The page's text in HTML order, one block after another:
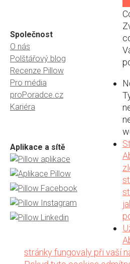
Společnost
O nás
Polštářový blog
Recenze Pillow
Pro média
proPoradce.cz
Kariéra
Aplikace a sítě
stránky fungovaly při vaší